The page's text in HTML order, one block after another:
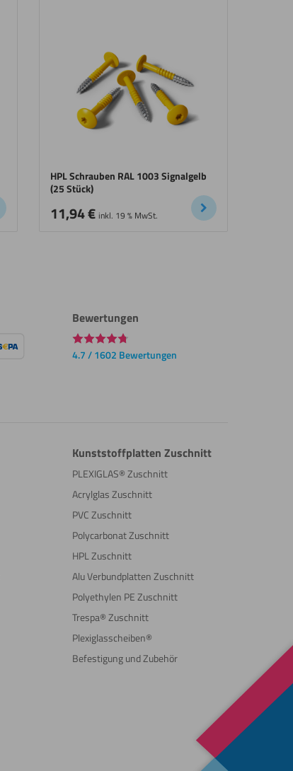
HPL Schrauben RAL 1003 Signalgelb
(25 Stück)
11,94€ inkl. 19 % MwSt.
Bewertungen
4.7 / 1602 Bewertungen
Kunststoffplatten Zuschnitt
PLEXIGLAS® Zuschnitt
Acrylglas Zuschnitt
PVC Zuschnitt
Polycarbonat Zuschnitt
HPL Zuschnitt
Alu Verbundplatten Zuschnitt
Polyethylen PE Zuschnitt
Trespa® Zuschnitt
Plexiglasscheiben®
Befestigung und Zubehör